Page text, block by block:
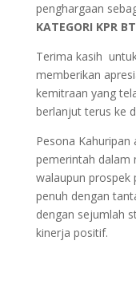
penghargaan
KATEGORI KPR
Terima kasih
memberikan
kemitraan yang
berlanjut terus ke
Pesona
pemerintah dalam
walaupun prospek
penuh dengan
dengan sejumlah
kinerja positif.